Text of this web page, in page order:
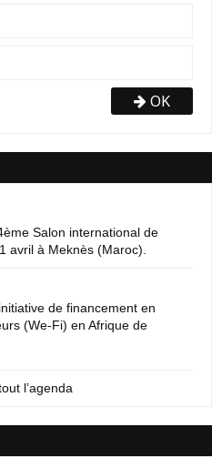
OK
Salon international de
avril à Meknès (Maroc).
de financement en
(We-Fi) en Afrique de
l’agenda